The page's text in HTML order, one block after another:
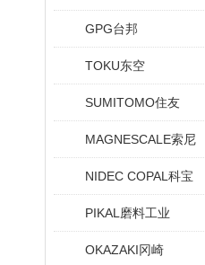
GPG台邦
TOKU东空
SUMITOMO住友
MAGNESCALE索尼
NIDEC COPAL科宝
PIKAL磨料工业
OKAZAKI冈崎